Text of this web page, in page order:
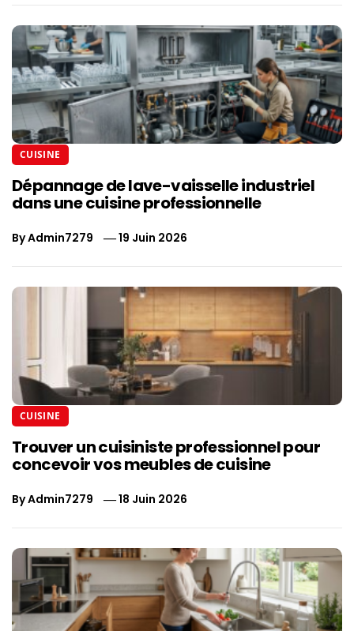
CUISINE
Dépannage de lave-vaisselle industriel
dans une cuisine professionnelle
ByAdmin7279 19 Juin 2026
CUISINE
Trouver un cuisiniste professionnel pour
concevoir vos meubles de cuisine
ByAdmin7279 18 Juin 2026